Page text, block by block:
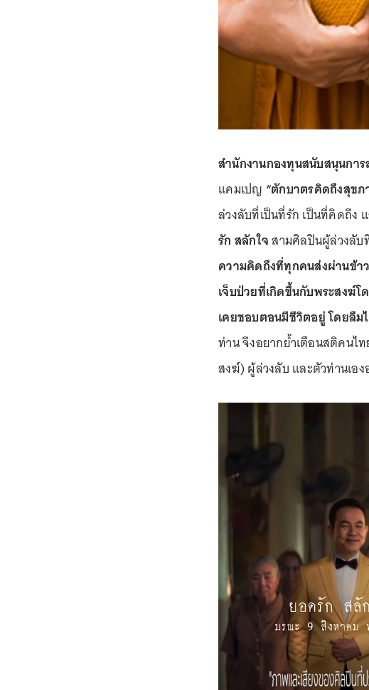
สำนักงานกองทุนสนับสนุนกา
แคมเปญ “ตักบาตรคิดถึงสุขภ
ล่วงลับที่เป็นที่รัก เป็นที่คิดถึง
รัก สลักใจสามศิลปินผู้ล่วงลั
ความคิดถึงที่ทุกคนส่งผ่านข้า
เจ็บป่วยที่เกิดขึ้นกับพระสงฆ์โ
เคยชอบตอนมีชีวิตอยู่ โดยลื
ท่าน จึงอยากย้ำเตือนสติคนไ
สงฆ์) ผู้ล่วงลับ และตัวท่านเอง